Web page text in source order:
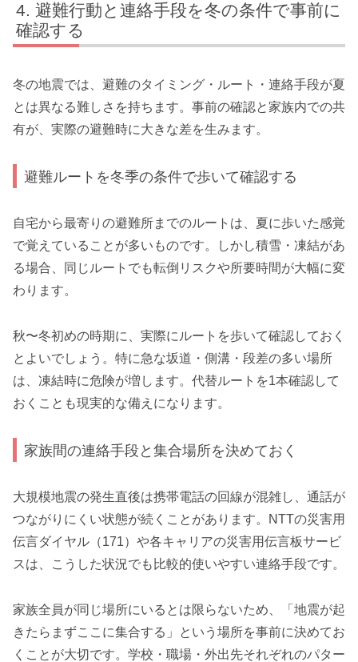
避難行動と連絡手段を冬の条件で事前に
確認する
冬の地震では、避難のタイミング・ルート・連絡手段が夏
とは異なる難しさを持ちます。事前の確認と家族内での共
有が、実際の避難時に大きな差を生みます。
避難ルートを冬季の条件で歩いて確認する
自宅から最寄りの避難所までのルートは、夏に歩いた感覚
で覚えていることが多いものです。しかし積雪・凍結があ
る場合、同じルートでも転倒リスクや所要時間が大幅に変
わります。
秋〜冬初めの時期に、実際にルートを歩いて確認しておく
とよいでしょう。特に急な坂道・側溝・段差の多い場所
は、凍結時に危険が増します。代替ルートを1本確認して
おくことも現実的な備えになります。
家族間の連絡手段と集合場所を決めておく
大規模地震の発生直後は携帯電話の回線が混雑し、通話が
つながりにくい状態が続くことがあります。NTTの災害用
伝言ダイヤル（171）や各キャリアの災害用伝言板サービ
スは、こうした状況でも比較的使いやすい連絡手段です。
家族全員が同じ場所にいるとは限らないため、「地震が起
きたらまずここに集合する」という場所を事前に決めてお
くことが大切です。学校・職場・外出先それぞれのパター